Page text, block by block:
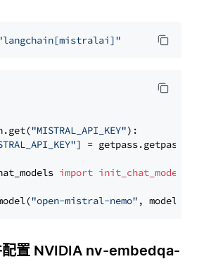
"MISTRAL_API_KEY"):
] = getpass.getpass(
import init_chat_model
"open-mistral-nemo" ,
配置 NVIDIA nv-embedqa-